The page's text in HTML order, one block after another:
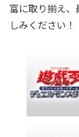
富に取り揃え
しみください！